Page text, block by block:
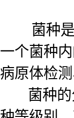
菌种是指
一个菌种
病原体检
菌种的分